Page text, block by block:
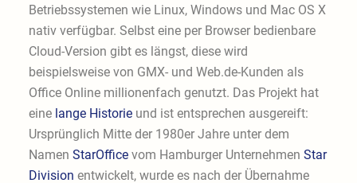
Betriebssystemen wie Linux, Windows und Mac OS X
nativ verfügbar. Selbst eine per Browser bedienbare
Cloud-Version gibt es längst, diese wird
beispielsweise von GMX- und Web.de-Kunden als
Office Online millionenfach genutzt. Das Projekt hat
eine lange Historieund ist entsprechen ausgereift:
Ursprünglich Mitte der 1980er Jahre unter dem
Namen StarOfficevom Hamburger Unternehmen Star
Division entwickelt, wurde es nach der Übernahme